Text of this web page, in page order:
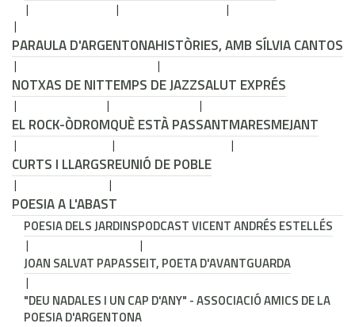
PARAULA D'ARGENTONAHISTÒRIES, AMB SÍLVIA CANTOS
NOTXAS DE NITTEMPS DE JAZZSALUT EXPRÉS
EL ROCK-ÒDROMQUÈ ESTÀ PASSANTMARESMEJANT
CURTS I LLARGSREUNIÓ DE POBLE
POESIA A L'ABAST
POESIA DELS JARDINSPODCAST VICENT ANDRÉS ESTELLÉS
JOAN SALVAT PAPASSEIT, POETA D'AVANTGUARDA
"DEU NADALES I UN CAP D'ANY" - ASSOCIACIÓ AMICS DE LA
POESIA D'ARGENTONA